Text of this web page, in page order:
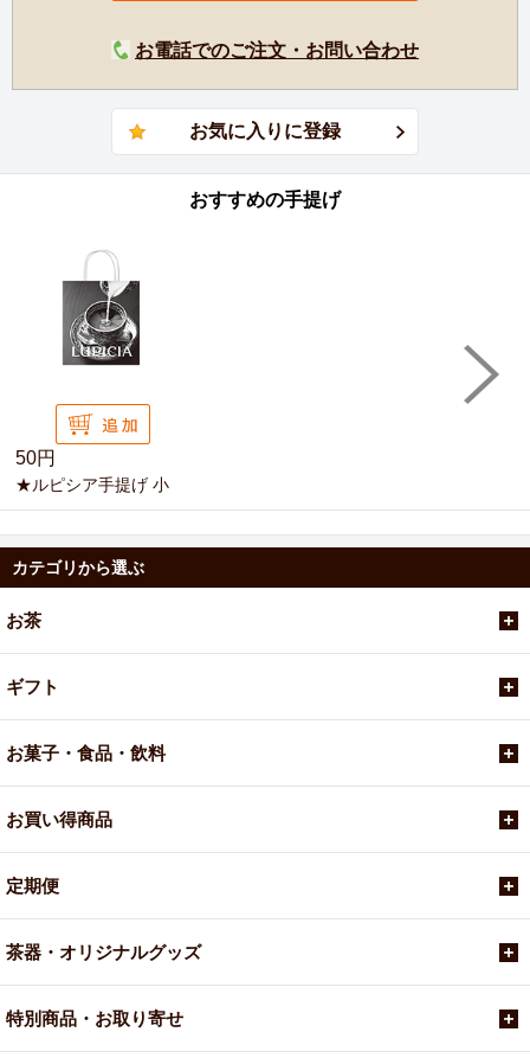
お電話でのご注文・お問い合わせ
おすすめの手提げ
50円
★ルピシア手提げ 小
カテゴリから選ぶ
お茶
ギフト
お菓子・食品・飲料
お買い得商品
定期便
茶器・オリジナルグッズ
特別商品・お取り寄せ